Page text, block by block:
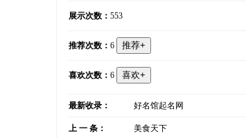
展示次数： 553
推荐次数： 6
喜欢次数： 6
最新收录： 好名馆起名网
上 一 条： 美食天下